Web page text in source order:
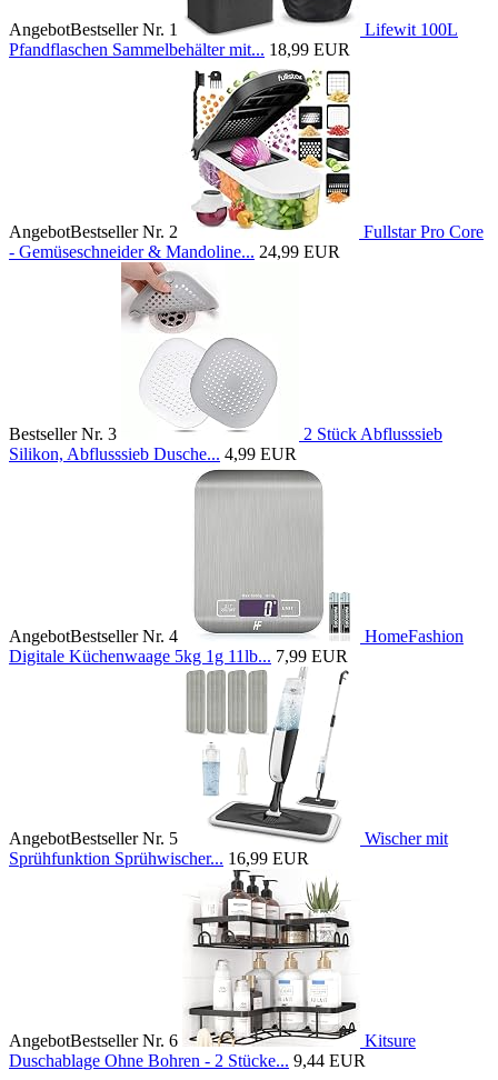
AngebotBestseller Nr. 1
Lifewit 100L
Pfandflaschen Sammelbehälter mit... 18,99 EUR
AngebotBestseller Nr. 2
Fullstar Pro Core
- Gemüseschneider & Mandoline... 24,99 EUR
Bestseller Nr. 3
2 Stück Abflusssieb
Silikon, Abflusssieb Dusche... 4,99 EUR
AngebotBestseller Nr. 4
HomeFashion
Digitale Küchenwaage 5kg 1g 11lb... 7,99 EUR
AngebotBestseller Nr. 5
Wischer mit
Sprühfunktion Sprühwischer... 16,99 EUR
AngebotBestseller Nr. 6
Kitsure
Duschablage Ohne Bohren - 2 Stücke... 9,44 EUR